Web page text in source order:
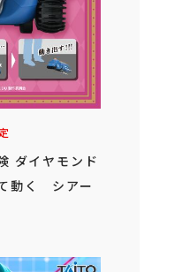
ダイヤモンド
動く シアー